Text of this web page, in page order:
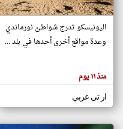
هنا عن
وجهة
كاتبيها.
اليونيسكو تدرج شواطئ نورماندي
وعدة مواقع أخرى أحدها في بلد ...
منذ ١١ يوم
ار تي عربي